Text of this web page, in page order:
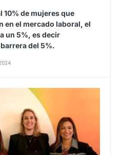
10% de mujeres que
en el mercado laboral, el
un 5%, es decir
del 5%.